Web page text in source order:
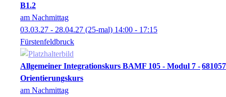
B1.2
am Nachmittag
03.03.27 - 28.04.27 (25-mal) 14:00 - 17:15
Fürstenfeldbruck
Allgemeiner Integrationskurs BAMF 105 - Modul 7 -
Orientierungskurs
681057
am Nachmittag